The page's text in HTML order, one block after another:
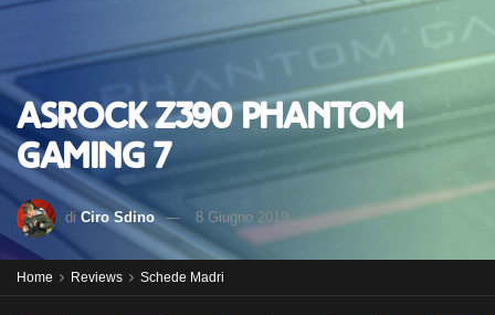
ASRock Z390 Phantom
Gaming 7
di Ciro Sdino 8 Giugno 2019
Home Reviews Schede Madri